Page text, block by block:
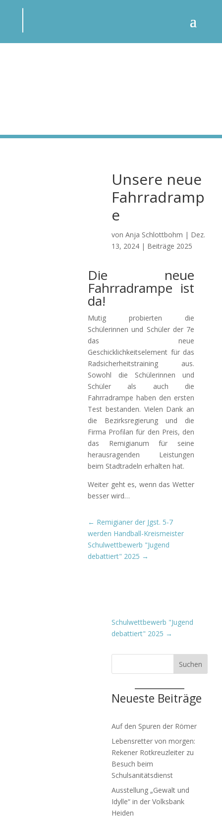
Unsere neue
Fahrradramp
e
von Anja Schlottbohm | Dez.
13, 2024 | Beiträge 2025
Die neue
Fahrradrampe ist
da!
Mutig probierten die
Schülerinnen und Schüler der 7e
das neue
Geschicklichkeitselement für das
Radsicherheitstraining aus.
Sowohl die Schülerinnen und
Schüler als auch die
Fahrradrampe haben den ersten
Test bestanden. Vielen Dank an
die Bezirksregierung und die
Firma Profilan für den Preis, den
das Remigianum für seine
herausragenden Leistungen
beim Stadtradeln erhalten hat.
Weiter geht es, wenn das Wetter
besser wird…
← Remigianer der Jgst. 5-7
werden Handball-Kreismeister
Schulwettbewerb "Jugend
debattiert" 2025 →
Schulwettbewerb "Jugend
debattiert" 2025 →
Suchen
Neueste Beiträge
Auf den Spuren der Römer
Lebensretter von morgen:
Rekener Rotkreuzleiter zu
Besuch beim
Schulsanitätsdienst
Ausstellung „Gewalt und
Idylle“ in der Volksbank
Heiden